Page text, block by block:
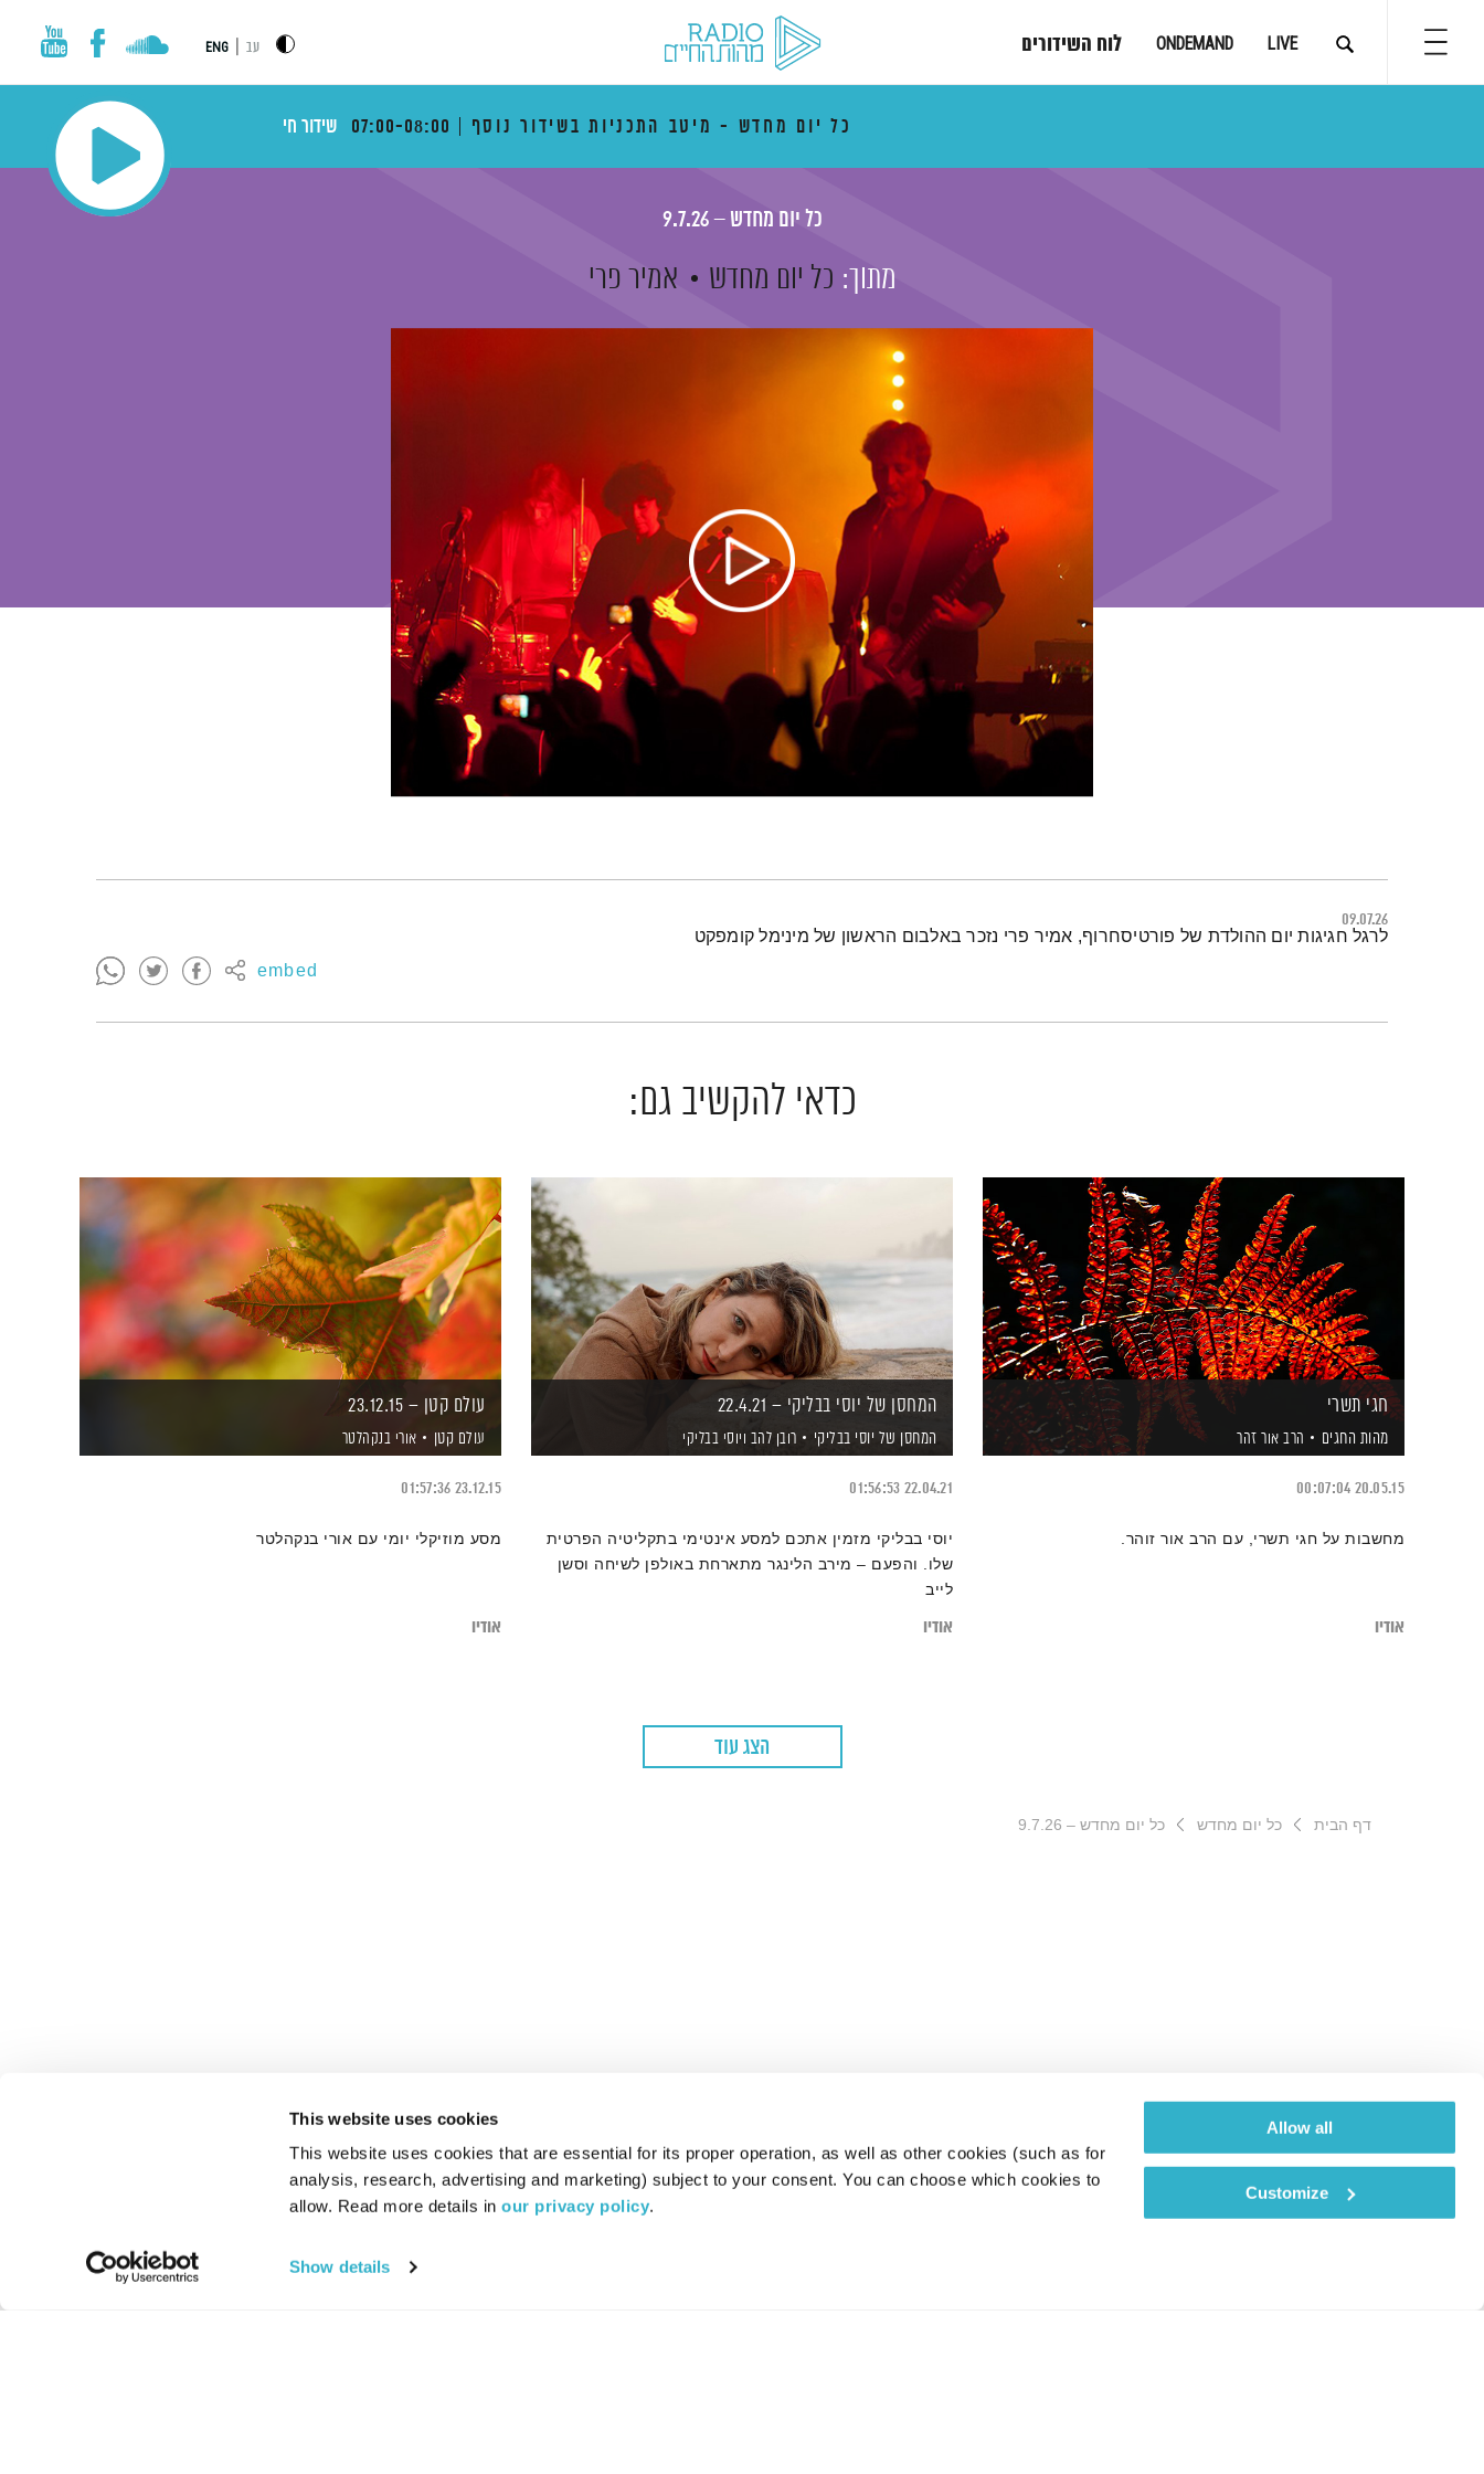
This website uses cookies
This website uses cookies that are essential for its proper operation, as well as other cookies (such as for
analysis, research, advertising and marketing) subject to your consent. You can choose which cookies to
allow. Read more details in our privacy policy.
Show details
Allow all
Customize
LIVE
ONDEMAND לוח השידורים עב ENG
כל יום מחדש - מיטב התכניות בשידור נוסף 07:00-08:00 שידור חי
כל יום מחדש – 9.7.26
מתוך: כל יום מחדש אמיר פרי
09.07.26
embed
תמצית הפודקאסט
לרגל חגיגות יום ההולדת של פורטיסחרוף, אמיר פרי נזכר באלבום הראשון של מינימל קומפקט
כדאי להקשיב גם:
חגי תשרי
מהות החגים הרב אור זהר
20.05.15
00:07:04
מחשבות על חגי תשרי, עם הרב אור זוהר.
אודיו
המחסן של יוסי בבליקי – 22.4.21
המחסן של יוסי בבליקי רובן להב ויוסי בבליקי
22.04.21
01:56:53
יוסי בבליקי מזמין אתכם למסע אינטימי בתקליטיה הפרטית
שלו. והפעם – מירב הלינגר מתארחת באולפן לשיחה וסשן
לייב
אודיו
עולם קטן – 23.12.15
עולם קטן אורי בנקהלטר
23.12.15
01:57:36
מסע מוזיקלי יומי עם אורי בנקהלטר
אודיו
הצג עוד
דף הבית כל יום מחדש כל יום מחדש – 9.7.26